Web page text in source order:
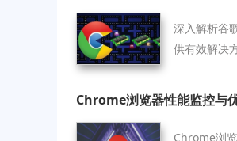
深入解析谷
供有效解决
Chrome浏览器性能监控与
Chrome浏